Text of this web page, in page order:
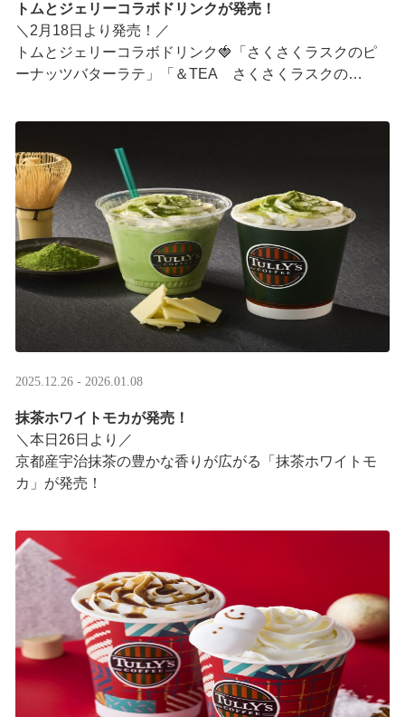
トムとジェリーコラボドリンクが発売！
＼2月18日より発売！／
トムとジェリーコラボドリンク🍓「さくさくラスクのピ
ーナッツバターラテ」「＆TEA さくさくラスクの
2025.12.26 - 2026.01.08
抹茶ホワイトモカが発売！
＼本日26日より／
京都産宇治抹茶の豊かな香りが広がる「抹茶ホワイトモ
カ」が発売！